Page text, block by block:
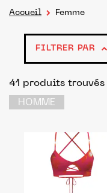
Accueil Femme
FILTRER PAR
41 produits trouvés
HOMME